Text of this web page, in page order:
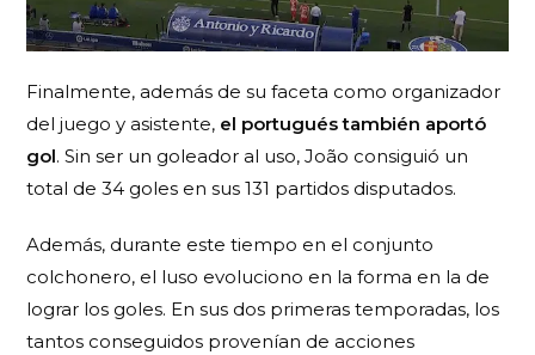
Finalmente, además de su faceta como organizador
del juego y asistente, el portugués también aportó
gol. Sin ser un goleador al uso, João consiguió un
total de 34 goles en sus 131 partidos disputados.
Además, durante este tiempo en el conjunto
colchonero, el luso evoluciono en la forma en la de
lograr los goles. En sus dos primeras temporadas, los
tantos conseguidos provenían de acciones